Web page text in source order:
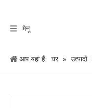
मेनू
आप यहां हैं: घर » उत्पादों